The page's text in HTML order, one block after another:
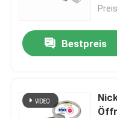
Bestpreis